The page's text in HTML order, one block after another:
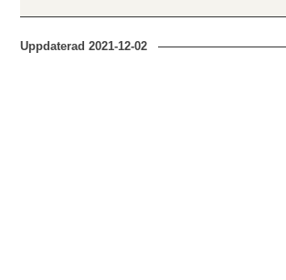
Uppdaterad2021-12-02